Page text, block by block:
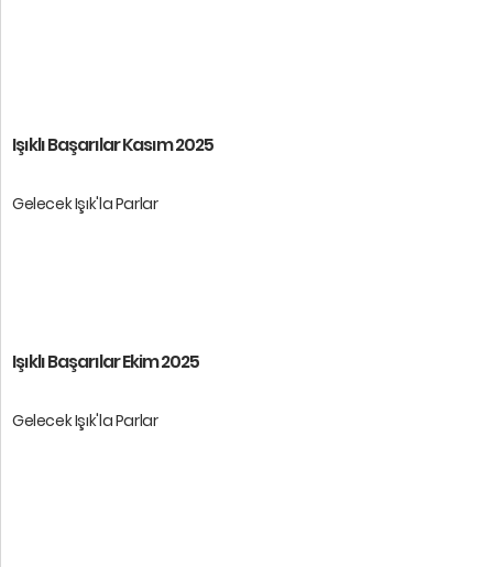
Işıklı Başarılar Kasım 2025
Gelecek Işık'la Parlar
Işıklı Başarılar Ekim 2025
Gelecek Işık'la Parlar